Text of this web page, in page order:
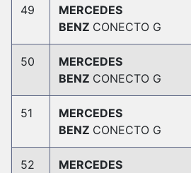
49
MERCEDES
BENZ CONECTO G
50
MERCEDES
BENZ CONECTO G
51
MERCEDES
BENZ CONECTO G
52
MERCEDES